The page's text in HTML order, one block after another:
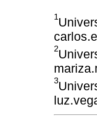
1
2
3